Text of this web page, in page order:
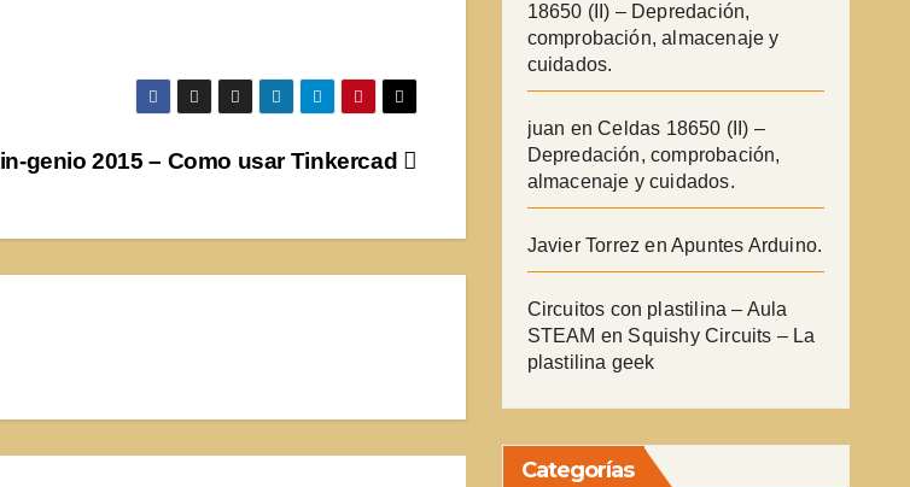
in-genio 2015 – Como usar Tinkercad
18650 (II) – Depredación,
comprobación, almacenaje y
cuidados.
juan enCeldas 18650 (II) –
Depredación, comprobación,
almacenaje y cuidados.
Javier Torrez en Apuntes Arduino.
Circuitos con plastilina – Aula
STEAM en Squishy Circuits – La
plastilina geek
Categorías